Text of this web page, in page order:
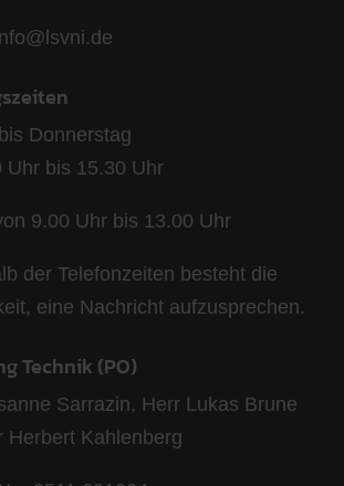
Donnerstag
Uhr bis 15.30 Uhr
9.00 Uhr bis 13.00 Uhr
der Telefonzeiten besteht die
eine Nachricht aufzusprechen.
Technik (PO)
Sarrazin, Herr Lukas Brune
Herbert Kahlenberg